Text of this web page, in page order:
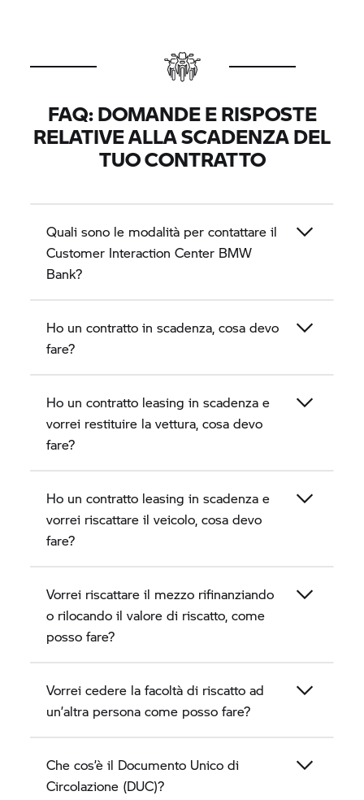
FAQ: DOMANDE E RISPOSTE
RELATIVE ALLA SCADENZA DEL
TUO CONTRATTO
Quali sono le modalità per contattare il
Customer Interaction Center BMW
Bank?
Ho un contratto in scadenza, cosa devo
fare?
Ho un contratto leasing in scadenza e
vorrei restituire la vettura, cosa devo
fare?
Ho un contratto leasing in scadenza e
vorrei riscattare il veicolo, cosa devo
fare?
Vorrei riscattare il mezzo rifinanziando
o rilocando il valore di riscatto, come
posso fare?
Vorrei cedere la facoltà di riscatto ad
un’altra persona come posso fare?
Che cos’è il Documento Unico di
Circolazione (DUC)?